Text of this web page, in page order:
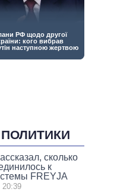
сколько
к
FREYJA
20:39